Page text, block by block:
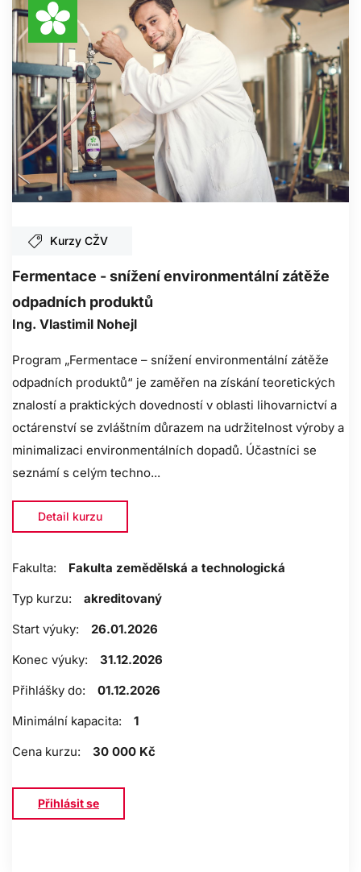
Kurzy CŽV
Fermentace - snížení environmentální zátěže
odpadních produktů
Ing. Vlastimil Nohejl
Program „Fermentace – snížení environmentální zátěže
odpadních produktů“ je zaměřen na získání teoretických
znalostí a praktických dovedností v oblasti lihovarnictví a
octárenství se zvláštním důrazem na udržitelnost výroby a
minimalizaci environmentálních dopadů. Účastníci se
seznámí s celým techno...
Detail kurzu
Fakulta:
Fakulta zemědělská a technologická
Typ kurzu:
akreditovaný
Start výuky:
26.01.2026
Konec výuky:
31.12.2026
Přihlášky do:
01.12.2026
Minimální kapacita:
1
Cena kurzu:
30 000 Kč
Přihlásit se